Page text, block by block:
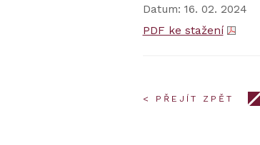
Datum: 16. 02. 2024
PDF ke stažení
< PŘEJÍT ZPĚT